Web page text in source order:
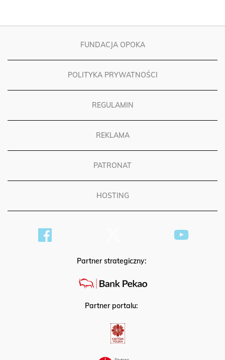
FUNDACJA OPOKA
Partner strategiczny:
Partner portalu: